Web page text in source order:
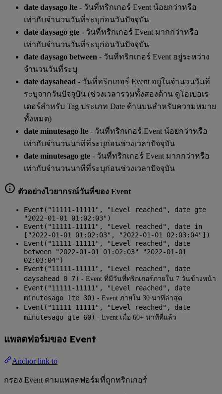
date daysago lte - วันที่ทริกเกอร์ Event น้อยกว่าหรือ
เท่ากับจำนวนวันที่ระบุก่อนวันปัจจุบัน
date daysago gte - วันที่ทริกเกอร์ Event มากกว่าหรือ
เท่ากับจำนวนวันที่ระบุก่อนวันปัจจุบัน
date daysago between - วันที่ทริกเกอร์ Event อยู่ระหว่าง
จำนวนวันที่ระบุ
date daysahead - วันที่ทริกเกอร์ Event อยู่ในจำนวนวันที่
ระบุจากวันปัจจุบัน (ช่วงเวลารวมทั้งสองด้าน ดูโอเปอเร
เตอร์สำหรับ Tag ประเภท Date ด้านบนสำหรับความหมาย
ทั้งหมด)
date minutesago lte - วันที่ทริกเกอร์ Event น้อยกว่าหรือ
เท่ากับจำนวนนาทีที่ระบุก่อนช่วงเวลาปัจจุบัน
date minutesago gte - วันที่ทริกเกอร์ Event มากกว่าหรือ
เท่ากับจำนวนนาทีที่ระบุก่อนช่วงเวลาปัจจุบัน
ตัวอย่างไวยากรณ์วันที่ของ Event
Event("11111-11111", "Level reached", date gte
"2022-01-01 01:02:03")
Event("11111-11111", "Level reached", date in
["2022-01-01 01:02:03", "2022-01-01 02:03:04"])
Event("11111-11111", "Level reached", date
between "2022-01-01 01:02:03" "2022-01-01
02:03:04")
Event("11111-11111", "Level reached", date
daysahead 0 7) - Event ที่มีวันที่ทริกเกอร์ภายใน 7 วันข้างหน้า
Event("11111-11111", "Level reached", date
minutesago lte 30) - Event ภายใน 30 นาทีล่าสุด
Event("11111-11111", "Level reached", date
minutesago gte 60) - Event เมื่อ 60+ นาทีที่แล้ว
แพลตฟอร์มของ Event
Anchor link to
กรอง Event ตามแพลตฟอร์มที่ถูกทริกเกอร์